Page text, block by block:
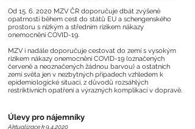
Od 15. 6. 2020 MZV ČR doporučuje dbát zvýšené
opatrnosti během cest do států EU a schengenského
prostoru s nízkým a středním rizikem nákazy
onemocnění COVID-19.
MZV i nadále doporučuje cestovat do zemí s vysokým
rizikem nákazy onemocnění COVID-19 (označených
červeně a neoznačených žádnou barvou) a ostatních
zemí světa jen v nezbytných případech vzhledem k
epidemiologické situaci, z důvodů rozsáhlých
restriktivních opatření a výrazných komplikací v dopravě.
Úlevy pro nájemníky
Aktualizace k 9.4.2020